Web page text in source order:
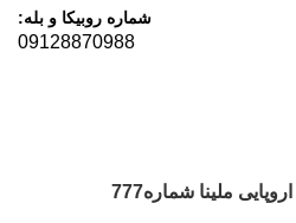
شماره روبیکا و بله:
09128870988
ملینا شماره777